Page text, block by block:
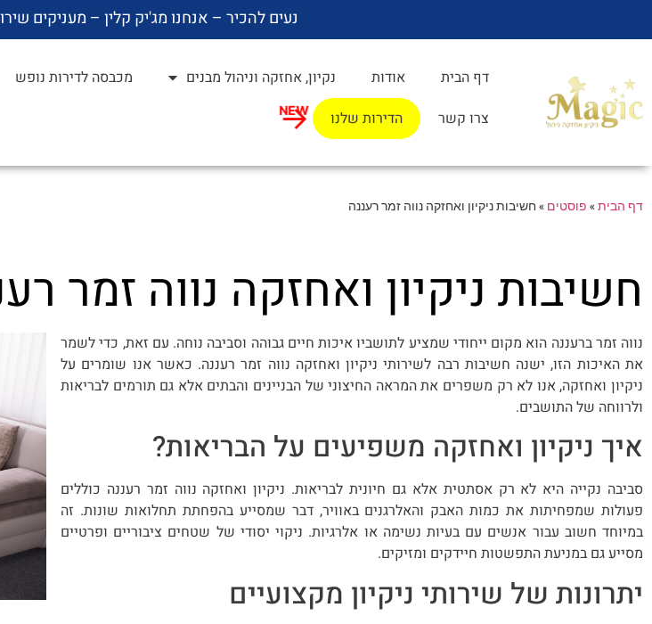
נעים להכיר – אנחנו מג'יק קלין – מעניקים
דף הבית אודות נקיון, אחזקה וניהול מבנים מכבסה לדירות נופש
צרו קשר
הדירות שלנו
דף הבית» פוסטים » חשיבות ניקיון ואחזקה נווה זמר רעננה
חשיבות ניקיון ואחזקה נווה זמר
נווה זמר ברעננה הוא מקום ייחודי שמציע לתושביו איכות חיים גבוהה וסביבה נוחה. עם זאת, כדי לשמר
את האיכות הזו, ישנה חשיבות רבה לשירותי ניקיון ואחזקה נווה זמר רעננה. כאשר אנו שומרים על
ניקיון ואחזקה, אנו לא רק משפרים את המראה החיצוני של הבניינים והבתים אלא גם תורמים לבריאות
ולרווחה של התושבים.
איך ניקיון ואחזקה משפיעים על הבריאות?
סביבה נקייה היא לא רק אסתטית אלא גם חיונית לבריאות. ניקיון ואחזקה נווה זמר רעננה כוללים
פעולות שמפחיתות את כמות האבק והאלרגנים באוויר, דבר שמסייע בהפחתת תחלואות שונות. זה
במיוחד חשוב עבור אנשים עם בעיות נשימה או אלרגיות. ניקוי יסודי של שטחים ציבוריים ופרטיים
מסייע גם במניעת התפשטות חיידקים ומזיקים.
יתרונות של שירותי ניקיון מקצועיים